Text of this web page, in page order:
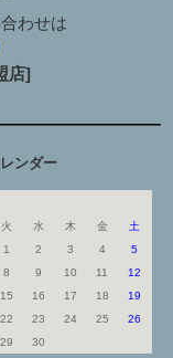
わせは
店]
ンダー
火 水 木 金
土
1
2 3 4
5
8 9 10 11
12
15 16 17 18
19
22 23 24 25
26
29 30